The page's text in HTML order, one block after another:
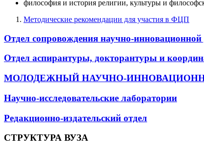
философия и история религии, культуры и
Методические рекомендации для участия в ФЦП
Отдел сопровождения научно-инновационной
Отдел аспирантуры, докторантуры и
МОЛОДЕЖНЫЙ НАУЧНО-
Научно-исследовательские лаборатории
Редакционно-издательский отдел
СТРУКТУРА ВУЗА